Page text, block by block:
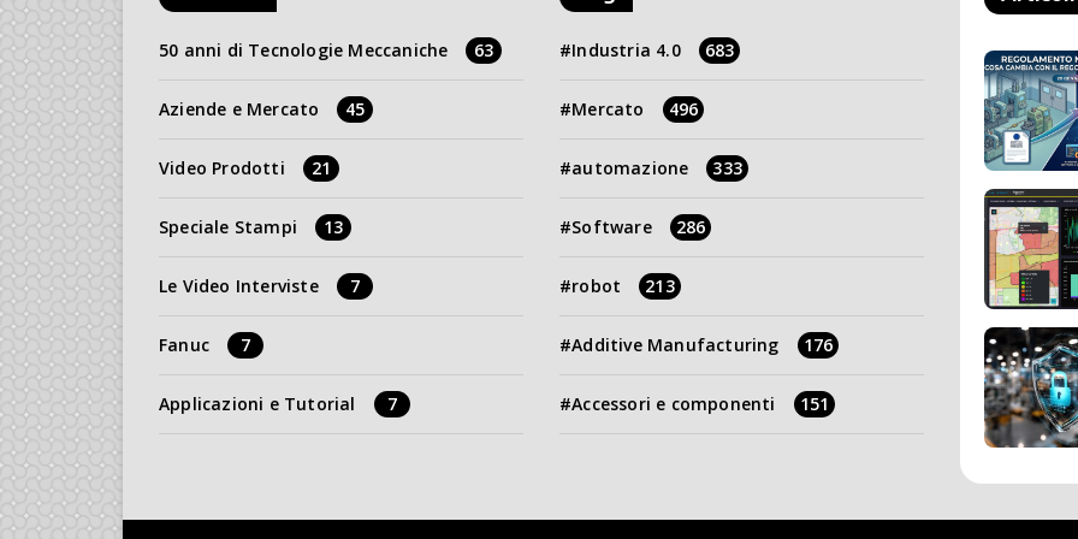
50 anni di Tecnologie Meccaniche 63
Aziende e Mercato 45
Video Prodotti 21
Speciale Stampi 13
Le Video Interviste 7
Fanuc 7
Applicazioni e Tutorial 7
Industria 4.0 683
Mercato 496
automazione 333
Software 286
robot 213
Additive Manufacturing 176
Accessori e componenti 151